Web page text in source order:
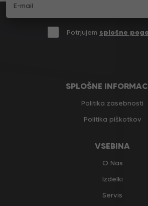
Potrjujem splošne
SPLOŠNE
Politika zasebnosti
Politika piškotkov
VSEBINA
O Nas
Izdelki
Servis